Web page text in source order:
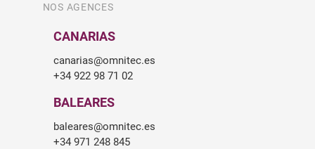
NOS AGENCES
CANARIAS
canarias@omnitec.es
+34 922 98 71 02
BALEARES
baleares@omnitec.es
+34 971 248 845